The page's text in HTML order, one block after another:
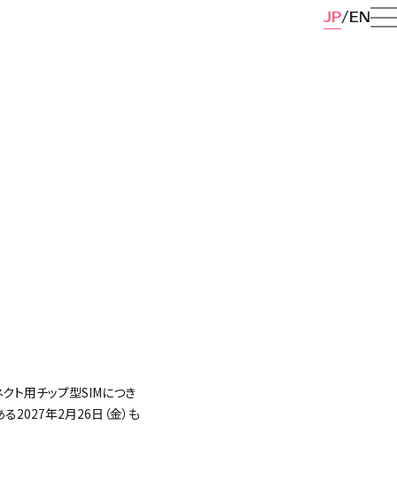
JP EN
ト用チップ型SIMにつき
る2027年2月26日（金）も